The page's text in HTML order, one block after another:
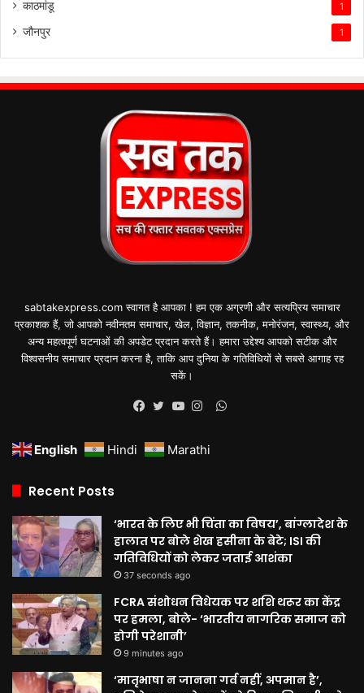
काठमांडू 1
जौनपुर 1
sabtakexpress.com स्वागत है आपका ! हम एक अग्रणी और सत्यप्रिय समाचार
प्रकाशक हैं, जो आपको नवीनतम समाचार, खेल, विज्ञान, तकनीक, मनोरंजन, स्वास्थ्य, और
अन्य महत्वपूर्ण घटनाओं की अपडेट प्रदान करते हैं। हमारा उद्देश्य आपको सटीक और
विश्वसनीय समाचार प्रदान करना है, ताकि आप दुनिया के गतिविधियों से सबसे आगाह रह
सकें।
WhatsApp
English Hindi Marathi
Recent Posts
‘भारत के लिए भी चिंता का विषय’, बांग्लादेश के
हालात पर बोले शेख हसीना के बेटे; ISI की
गतिविधियों को लेकर जताई आशंका
37 seconds ago
FCRA संशोधन विधेयक पर शशि थरूर का केंद्र
पर हमला, बोले- ‘भारतीय नागरिक समाज को
होगी परेशानी’
9 minutes ago
‘मातृभाषा न जानना गर्व नहीं, अपमान है’,